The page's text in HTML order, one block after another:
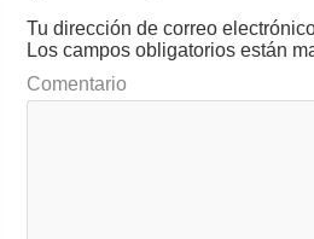
Tu dirección de correo
Los campos obligatorios están
Comentario